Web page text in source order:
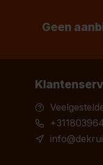
Geen